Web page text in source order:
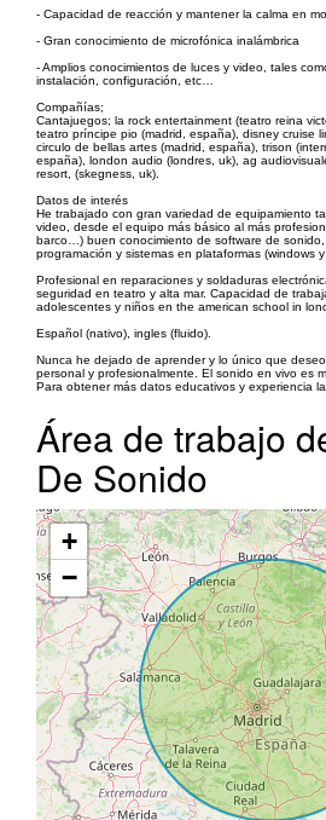
- Capacidad de reacción y mantener la calma en
- Gran conocimiento de microfónica inalámbrica
- Amplios conocimientos de luces y video, tales
instalación, configuración, etc…
Compañías;
Cantajuegos; la rock entertainment (teatro reina
teatro príncipe pio (madrid, españa), disney cruise
circulo de bellas artes (madrid, españa), trison
españa), london audio (londres, uk), ag
resort, (skegness, uk).
Datos de interés
He trabajado con gran variedad de equipamiento
video, desde el equipo más básico al más
barco…) buen conocimiento de software de
programación y sistemas en plataformas (windows y
Profesional en reparaciones y soldaduras
seguridad en teatro y alta mar. Capacidad de
adolescentes y niños en the american school in
Español (nativo), ingles (fluido).
Nunca he dejado de aprender y lo único que
personal y profesionalmente. El sonido en vivo es
Para obtener más datos educativos y experiencia
Área de trabajo
De Sonido
+
−